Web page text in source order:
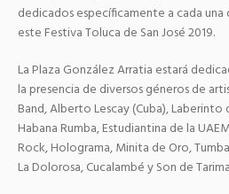
dedicados específicamente a cada una
este Festiva Toluca de San José 2019.
La Plaza González Arratia estará
la presencia de diversos géneros de
Band, Alberto Lescay (Cuba), Laberinto
Habana Rumba, Estudiantina de la
Rock, Holograma, Minita de Oro,
La Dolorosa, Cucalambé y Son de